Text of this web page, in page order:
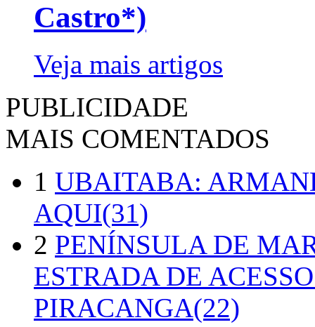
Castro*)
Veja mais artigos
PUBLICIDADE
MAIS COMENTADOS
1 UBAITABA:
AQUI(31)
2 PENÍNSULA DE
ESTRADA DE
PIRACANGA(22)